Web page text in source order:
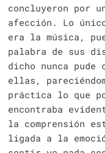
concluyeron por
afección. Lo
era la música,
palabra de sus
dicho nunca pude
ellas,
práctica lo que
encontraba
la comprensión
ligada a la